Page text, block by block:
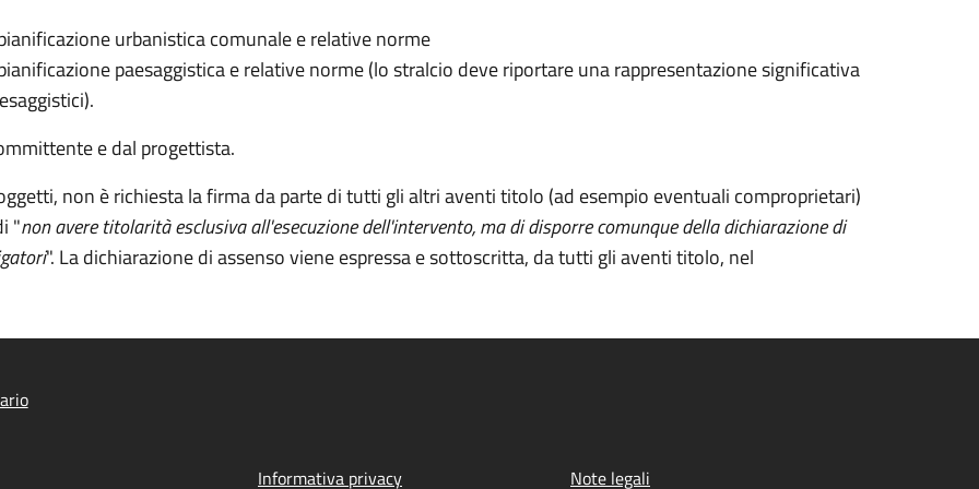
urbanistica comunale e relative norme
paesaggistica e relative norme (lo stralcio deve riportare una rappresentazione significativa
e dal progettista.
non è richiesta la firma da parte di tutti gli altri aventi titolo (ad esempio eventuali comproprietari)
"non avere titolarità esclusiva all'esecuzione dell'intervento, ma di disporre comunque della dichiarazione di
". La dichiarazione di assenso viene espressa e sottoscritta, da tutti gli aventi titolo, nel
Informativa privacy Note legali